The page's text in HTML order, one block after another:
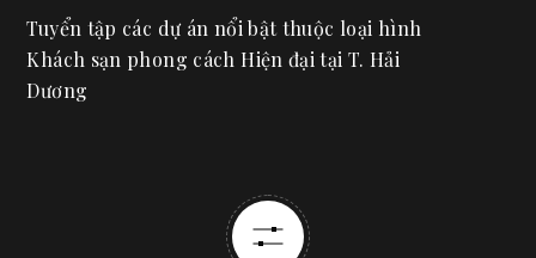
Tuyển tập các dự án nổi bật thuộc loại hình
Khách sạn phong cách Hiện đại tại T. Hải
Dương